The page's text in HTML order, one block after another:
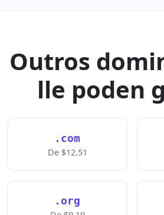
Outros
lle poden
.com
De $12.51
.org